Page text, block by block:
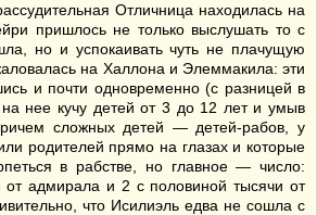
Отличница находилась на
пришлось не только выслушать то с
но и успокаивать чуть не плачущую
на Халлона и Элеммакила: эти
и почти одновременно (с разницей в
нее кучу детей от 3 до 12 лет и умыв
сложных детей — детей-рабов, у
родителей прямо на глазах и которые
в рабстве, но главное — число:
от адмирала и 2 с половиной тысячи от
что Исилиэль едва не сошла с